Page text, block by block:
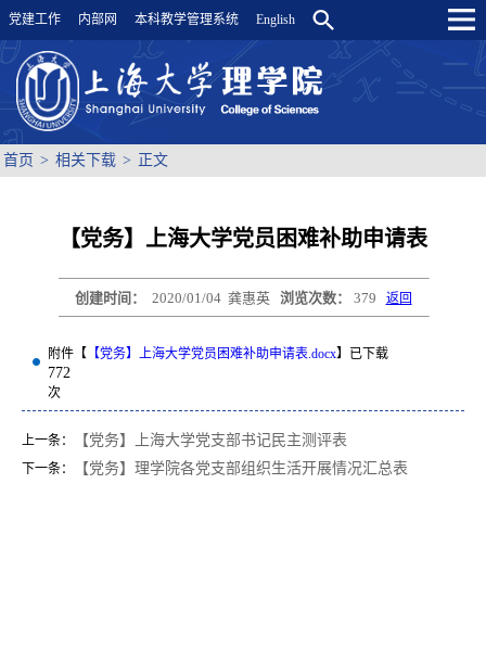
党建工作 内部网 本科教学管理系统 English
首页 > 相关下载 > 正文
【党务】上海大学党员困难补助申请表
创建时间： 2020/01/04 龚惠英 浏览次数： 379 返回
附件【 【党务】上海大学党员困难补助申请表.docx】已下载
772
次
上一条： 【党务】上海大学党支部书记民主测评表
下一条： 【党务】理学院各党支部组织生活开展情况汇总表